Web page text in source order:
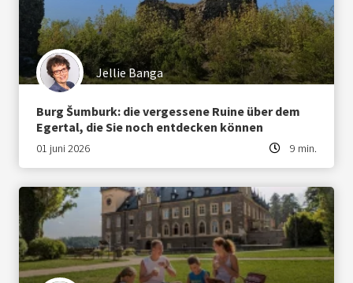
Jellie Banga
Burg Šumburk: die vergessene Ruine über dem
Egertal, die Sie noch entdecken können
01 juni 2026 9 min.